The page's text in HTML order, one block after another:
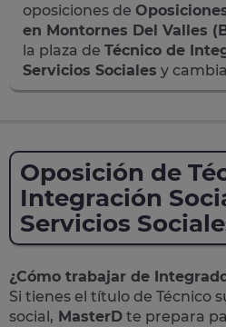
oposiciones de
en Montornes Del Valles
la plaza de Técnico de
Servicios Sociales y
Oposición de
Integración
Servicios
¿Cómo trabajar de
Si tienes el título de Técnico
social, MasterD te prepara